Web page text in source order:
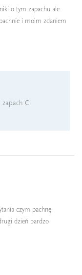
o tym zapachu ale
i moim zdaniem
zapach Ci
czym pachnę
dzień bardzo